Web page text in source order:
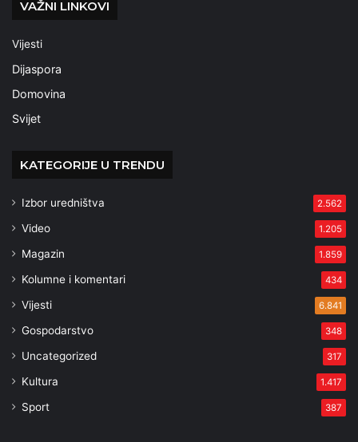
VAŽNI LINKOVI
Vijesti
Dijaspora
Domovina
Svijet
KATEGORIJE U TRENDU
Izbor uredništva 2.562
Video 1.205
Magazin 1.859
Kolumne i komentari 434
Vijesti 6.841
Gospodarstvo 348
Uncategorized 317
Kultura 1.417
Sport 387